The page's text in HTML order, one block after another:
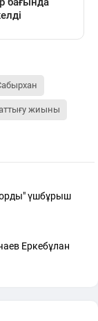
жиыны
үшбұрыш
Еркебұлан